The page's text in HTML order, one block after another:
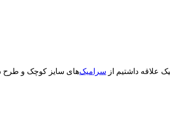
علاقه داشتیم از سرامیک‌های سایز کوچک و طرح